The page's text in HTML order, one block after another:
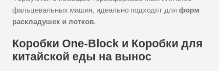
фальцевальных машин, идеально подходят для форм
раскладушек и лотков.
Коробки One-Block и Коробки для
китайской еды на вынос